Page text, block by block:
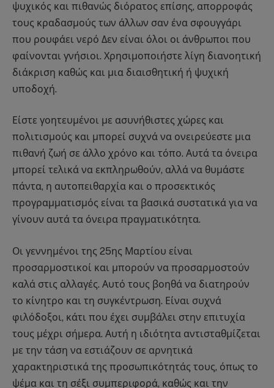
ψυχικός και πιθανώς διόρατος επίσης, απορροφάς
τους κραδασμούς των άλλων σαν ένα σφουγγάρι
που ρουφάει νερό Δεν είναι όλοι οι άνθρωποι που
φαίνονται γνήσιοι. Χρησιμοποιήστε λίγη διανοητική
διάκριση καθώς και μια διαισθητική ή ψυχική
υποδοχή.
Είστε γοητευμένοι με ασυνήθιστες χώρες και
πολιτισμούς και μπορεί συχνά να ονειρεύεστε μια
πιθανή ζωή σε άλλο χρόνο και τόπο. Αυτά τα όνειρα
μπορεί τελικά να εκπληρωθούν, αλλά να θυμάστε
πάντα, η αυτοπειθαρχία και ο προσεκτικός
προγραμματισμός είναι τα βασικά συστατικά για να
γίνουν αυτά τα όνειρα πραγματικότητα.
Οι γεννημένοι της 25ης Μαρτίου είναι
προσαρμοστικοί και μπορούν να προσαρμοστούν
καλά στις αλλαγές. Αυτό τους βοηθά να διατηρούν
το κίνητρο και τη συγκέντρωση. Είναι συχνά
φιλόδοξοι, κάτι που έχει συμβάλει στην επιτυχία
τους μέχρι σήμερα. Αυτή η ιδιότητα αντισταθμίζεται
με την τάση να εστιάζουν σε αρνητικά
χαρακτηριστικά της προσωπικότητάς τους, όπως το
ψέμα και τη σέξι συμπεριφορά, καθώς και την